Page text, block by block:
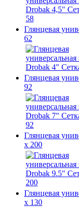
Глянцевая
62
Глянцевая
92
Глянцевая
x 200
Глянцевая
x 130